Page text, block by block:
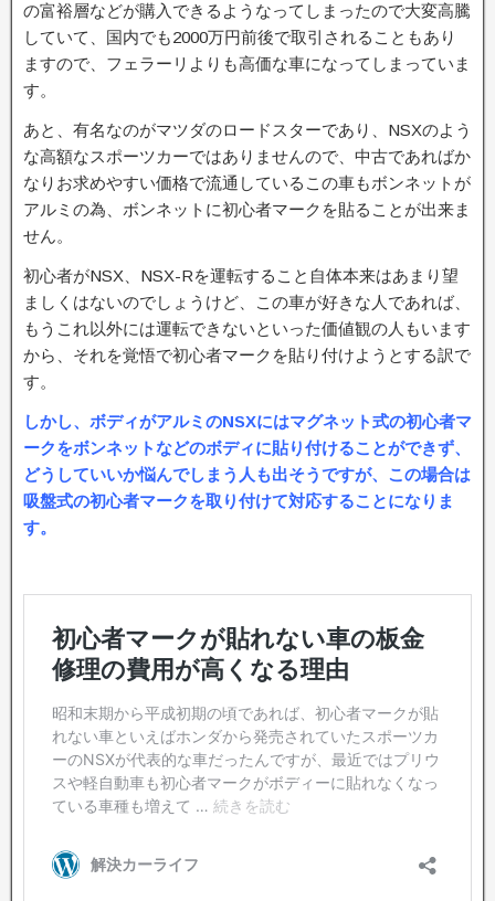
の富裕層などが購入できるようなってしまったので大変高騰
していて、国内でも2000万円前後で取引されることもあり
ますので、フェラーリよりも高価な車になってしまっていま
す。
あと、有名なのがマツダのロードスターであり、NSXのよう
な高額なスポーツカーではありませんので、中古であればか
なりお求めやすい価格で流通しているこの車もボンネットが
アルミの為、ボンネットに初心者マークを貼ることが出来ま
せん。
初心者がNSX、NSX-Rを運転すること自体本来はあまり望
ましくはないのでしょうけど、この車が好きな人であれば、
もうこれ以外には運転できないといった価値観の人もいます
から、それを覚悟で初心者マークを貼り付けようとする訳で
す。
しかし、ボディがアルミのNSXにはマグネット式の初心者マ
ークをボンネットなどのボディに貼り付けることができず、
どうしていいか悩んでしまう人も出そうですが、この場合は
吸盤式の初心者マークを取り付けて対応することになりま
す。